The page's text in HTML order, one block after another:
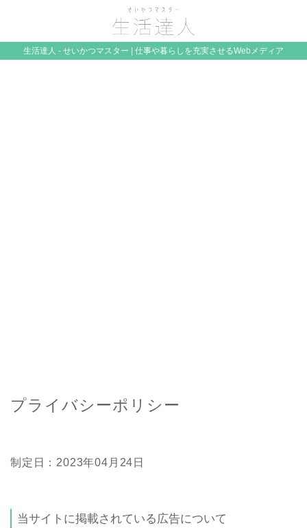
生活達人 - せいかつマスター | 仕事や暮らしを充実させるWebメディア
プライバシーポリシー
制定日：2023年04月24日
当サイトに掲載されている広告について